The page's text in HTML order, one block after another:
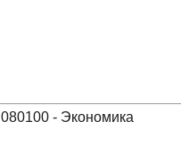
080100 - Экономика